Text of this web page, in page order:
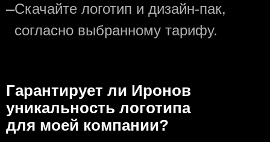
—Скачайте логотип и дизайн-пак,
согласно выбранному тарифу.
Гарантирует ли Иронов
уникальность логотипа
для моей компании?